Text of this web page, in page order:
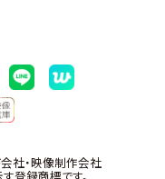
社・映像制作会社
登録商標です。